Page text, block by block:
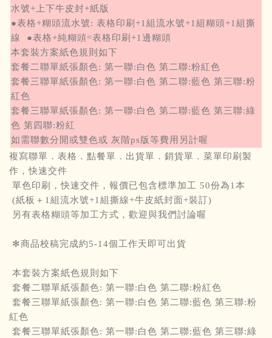
水號+上下牛皮封+紙版
●表格+糊頭流水號: 表格印刷+1組流水號+1組糊頭+1組撕
線 ●表格+純糊頭=表格印刷+1邊糊頭
本套裝方案紙色規則如下
套餐二聯單紙張顏色: 第一聯:白色 第二聯:粉紅色
套餐三聯單紙張顏色: 第一聯:白色 第二聯:藍色 第三聯:粉
紅色
套餐三聯單紙張顏色: 第一聯:白色 第二聯:藍色 第三聯:綠
色 第四聯:粉紅
如需聯數分開或雙色或 灰階ps版等費用另計喔
複寫聯單．表格．點餐單．出貨單．銷貨單．菜單印刷製
作，快速交件
單色印刷，快速交件，報價已包含標準加工 50份為1本
(紙板＋1組流水號+1組撕線+牛皮紙封面+裝訂)
另有表格糊頭等加工方式，歡迎與我們討論喔
✻商品校稿完成約5-14個工作天即可出貨
本套裝方案紙色規則如下
套餐二聯單紙張顏色: 第一聯:白色 第二聯:粉紅色
套餐三聯單紙張顏色: 第一聯:白色 第二聯:藍色 第三聯:粉
紅色
套餐三聯單紙張顏色: 第一聯:白色 第二聯:藍色 第三聯:綠